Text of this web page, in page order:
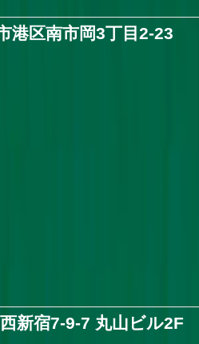
区南市岡3丁目2-23
新宿7-9-7 丸山ビル2F